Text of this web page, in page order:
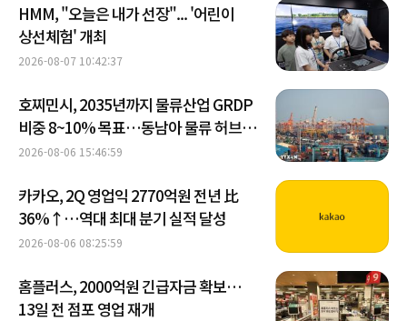
HMM, "오늘은 내가 선장"... '어린이
상선체험' 개최
2026-08-07 10:42:37
호찌민시, 2035년까지 물류산업 GRDP
비중 8~10% 목표…동남아 물류 허브
도약
2026-08-06 15:46:59
카카오, 2Q 영업익 2770억원 전년 比
36%↑…역대 최대 분기 실적 달성
2026-08-06 08:25:59
홈플러스, 2000억원 긴급자금 확보…
13일 전 점포 영업 재개